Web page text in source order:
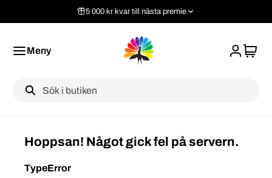
5 000 kr kvar till nästa premie
Meny
Label
Hoppsan! Något gick fel på servern.
TypeError